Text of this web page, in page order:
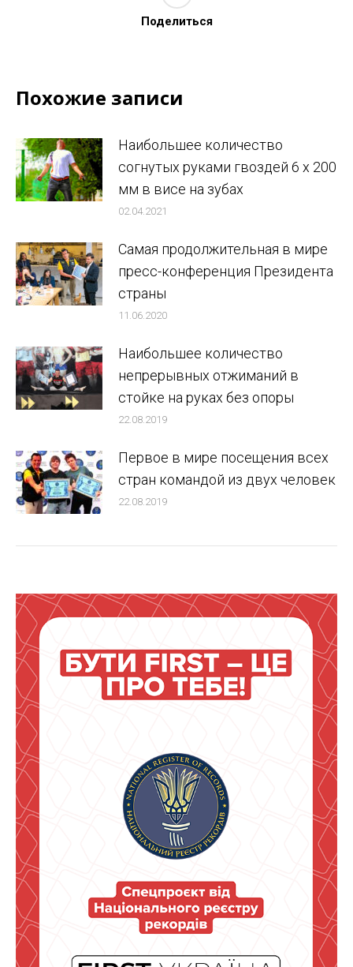
Поделиться
Похожие записи
Наибольшее количество
согнутых руками гвоздей 6 x 200
мм в висе на зубах
02.04.2021
Самая продолжительная в мире
пресс-конференция Президента
страны
11.06.2020
Наибольшее количество
непрерывных отжиманий в
стойке на руках без опоры
22.08.2019
Первое в мире посещения всех
стран командой из двух человек
22.08.2019